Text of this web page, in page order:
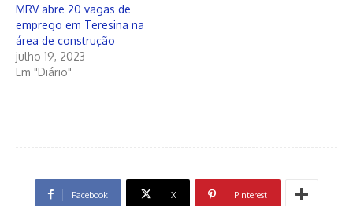
MRV abre 20 vagas de
emprego em Teresina na
área de construção
julho 19, 2023
Em "Diário"
Facebook X Pinterest